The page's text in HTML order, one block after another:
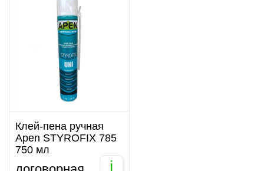
Клей-пена ручная
Apen STYROFIX 785
750 мл
i